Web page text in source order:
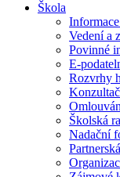
Škola
Vedení a
Povinné
E-
Rozvrhy
Školská
Nadační